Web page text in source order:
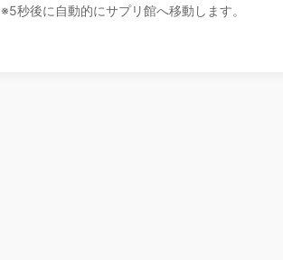
※5秒後に自動的にサプリ館へ移動します。